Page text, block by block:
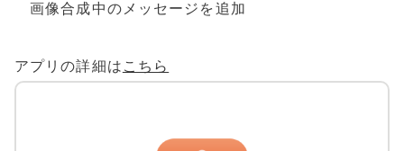
画像合成中のメッセージを追加
アプリの詳細は こちら